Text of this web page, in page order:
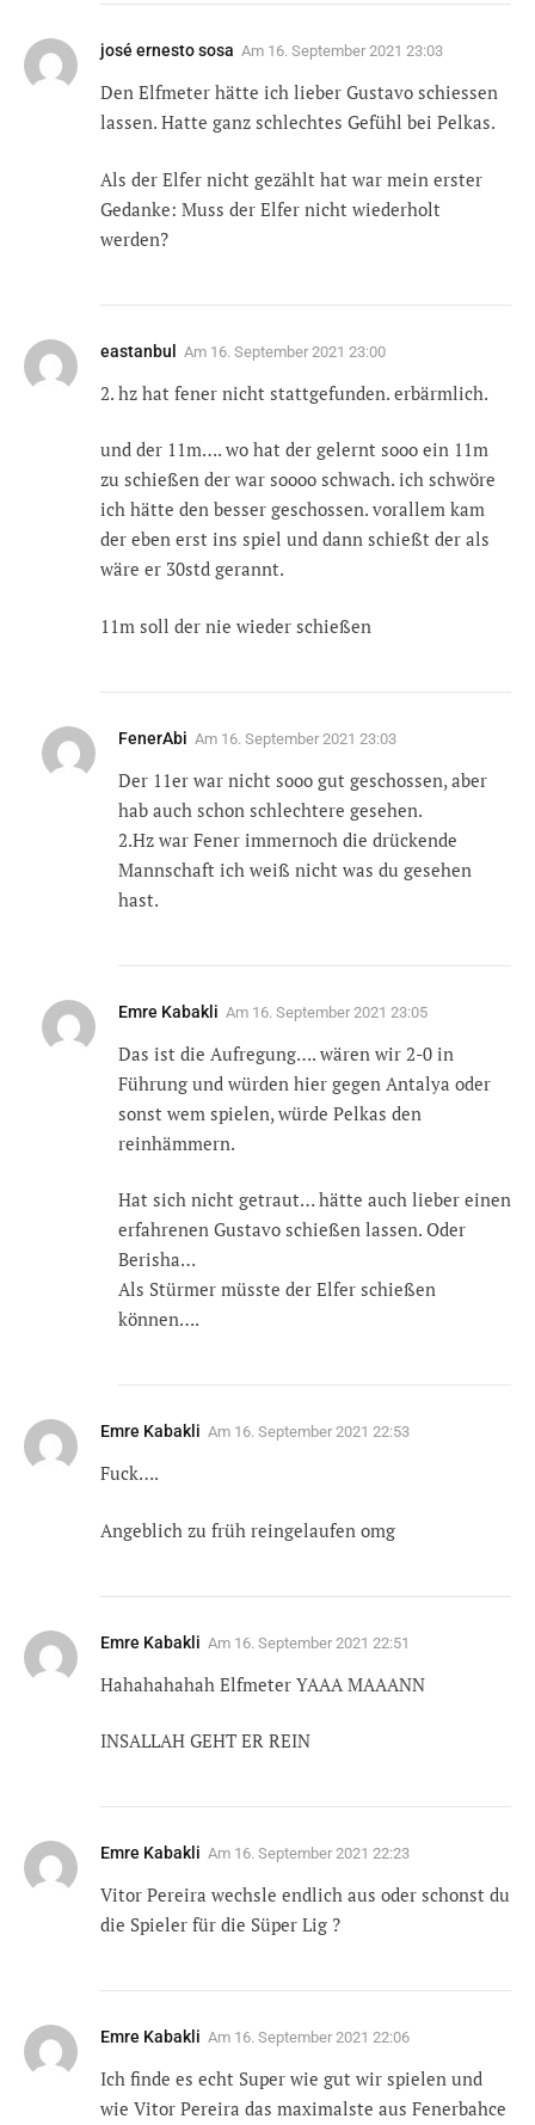
josé ernesto sosa Am 16. September 2021 23:03
Den Elfmeter hätte ich lieber Gustavo schiessen
lassen. Hatte ganz schlechtes Gefühl bei Pelkas.
Als der Elfer nicht gezählt hat war mein erster
Gedanke: Muss der Elfer nicht wiederholt
werden?
eastanbul Am 16. September 2021 23:00
2. hz hat fener nicht stattgefunden. erbärmlich.
und der 11m…. wo hat der gelernt sooo ein 11m
zu schießen der war soooo schwach. ich schwöre
ich hätte den besser geschossen. vorallem kam
der eben erst ins spiel und dann schießt der als
wäre er 30std gerannt.
11m soll der nie wieder schießen
FenerAbi Am 16. September 2021 23:03
Der 11er war nicht sooo gut geschossen, aber
hab auch schon schlechtere gesehen.
2.Hz war Fener immernoch die drückende
Mannschaft ich weiß nicht was du gesehen
hast.
Emre Kabakli Am 16. September 2021 23:05
Das ist die Aufregung…. wären wir 2-0 in
Führung und würden hier gegen Antalya oder
sonst wem spielen, würde Pelkas den
reinhämmern.
Hat sich nicht getraut… hätte auch lieber einen
erfahrenen Gustavo schießen lassen. Oder
Berisha…
Als Stürmer müsste der Elfer schießen
können….
Emre Kabakli Am 16. September 2021 22:53
Fuck….
Angeblich zu früh reingelaufen omg
Emre Kabakli Am 16. September 2021 22:51
Hahahahahah Elfmeter YAAA MAAANN
INSALLAH GEHT ER REIN
Emre Kabakli Am 16. September 2021 22:23
Vitor Pereira wechsle endlich aus oder schonst du
die Spieler für die Süper Lig ?
Emre Kabakli Am 16. September 2021 22:06
Ich finde es echt Super wie gut wir spielen und
wie Vitor Pereira das maximalste aus Fenerbahce